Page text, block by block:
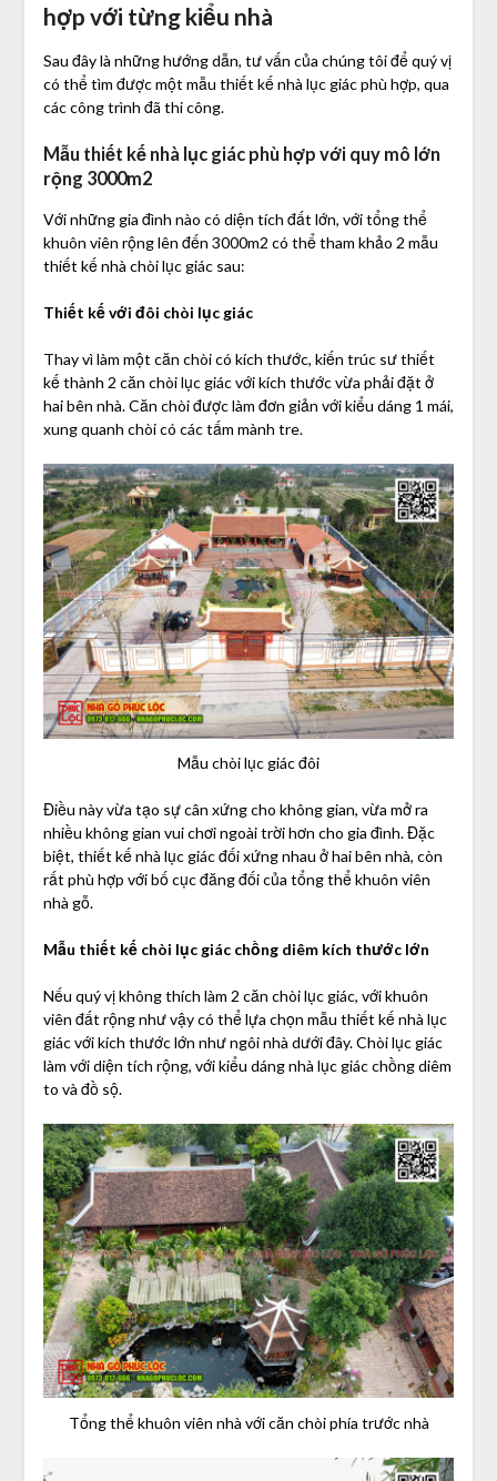
hợp với từng kiểu nhà
Sau đây là những hướng dẫn, tư vấn của chúng tôi để quý vị
có thể tìm được một mẫu thiết kế nhà lục giác phù hợp, qua
các công trình đã thi công.
Mẫu thiết kế nhà lục giác phù hợp với quy mô lớn
rộng 3000m2
Với những gia đình nào có diện tích đất lớn, với tổng thể
khuôn viên rộng lên đến 3000m2 có thể tham khảo 2 mẫu
thiết kế nhà chòi lục giác sau:
Thiết kế với đôi chòi lục giác
Thay vì làm một căn chòi có kích thước, kiến trúc sư thiết
kế thành 2 căn chòi lục giác với kích thước vừa phải đặt ở
hai bên nhà. Căn chòi được làm đơn giản với kiểu dáng 1 mái,
xung quanh chòi có các tấm mành tre.
Mẫu chòi lục giác đôi
Điều này vừa tạo sự cân xứng cho không gian, vừa mở ra
nhiều không gian vui chơi ngoài trời hơn cho gia đình. Đặc
biệt, thiết kế nhà lục giác đối xứng nhau ở hai bên nhà, còn
rất phù hợp với bố cục đăng đối của tổng thể khuôn viên
nhà gỗ.
Mẫu thiết kế chòi lục giác chồng diêm kích thước lớn
Nếu quý vị không thích làm 2 căn chòi lục giác, với khuôn
viên đất rộng như vậy có thể lựa chọn mẫu thiết kế nhà lục
giác với kích thước lớn như ngôi nhà dưới đây. Chòi lục giác
làm với diện tích rộng, với kiểu dáng nhà lục giác chồng diêm
to và đồ sộ.
Tổng thể khuôn viên nhà với căn chòi phía trước nhà